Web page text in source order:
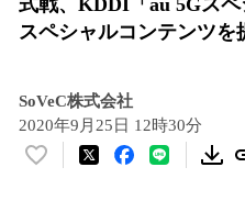
式戦、KDDI「au 5Gス
スペシャルコンテンツを
SoVeC株式会社
2020年9月25日 12時30分
い